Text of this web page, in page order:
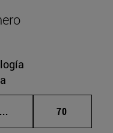
... Páginas intermedias
Página
70